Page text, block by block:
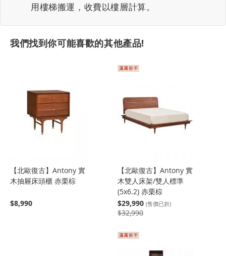
用樓梯搬運，收費以樓層計算。
我們找到你可能喜歡的其他產品!
【北歐復古】Antony 實
木抽屜床頭櫃 赤栗棕
$8,990
【北歐復古】Antony 實
木雙人床架/雙人標準
(5x6.2) 赤栗棕
$29,990 (售價已折)
$32,990